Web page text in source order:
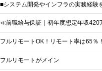
フルリモートがメイン